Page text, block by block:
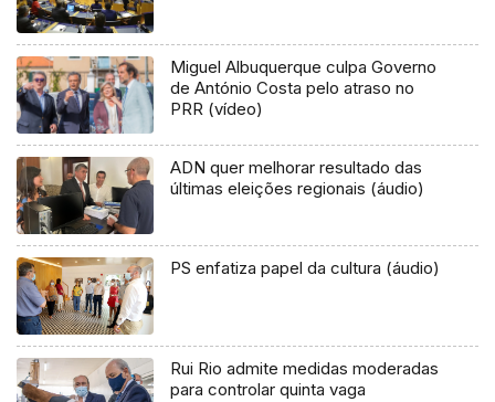
Miguel Albuquerque culpa Governo
de António Costa pelo atraso no
PRR (vídeo)
ADN quer melhorar resultado das
últimas eleições regionais (áudio)
PS enfatiza papel da cultura (áudio)
Rui Rio admite medidas moderadas
para controlar quinta vaga